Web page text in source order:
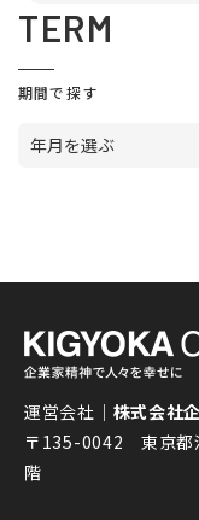
TERM
期間で探す
年月を選ぶ
運営会社｜ 株式会社
〒135-0042 東京都
階